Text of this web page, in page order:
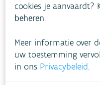
Heb je vragen?
Bekijk het overzicht
Niet gevonden wat
cookies je aanvaardt?
beheren.
Meer informatie over
uw toestemming
in ons Privacybeleid.